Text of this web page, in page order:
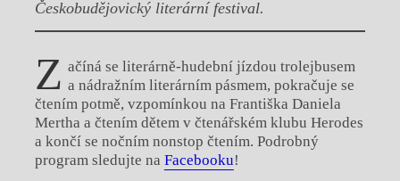
Českobudějovický literární festival.
Z ačíná se literárně-hudební jízdou trolejbusem
a nádražním literárním pásmem, pokračuje se
čtením potmě, vzpomínkou na Františka Daniela
Mertha a čtením dětem v čtenářském klubu Herodes
a končí se nočním nonstop čtením. Podrobný
program sledujte na Facebooku!